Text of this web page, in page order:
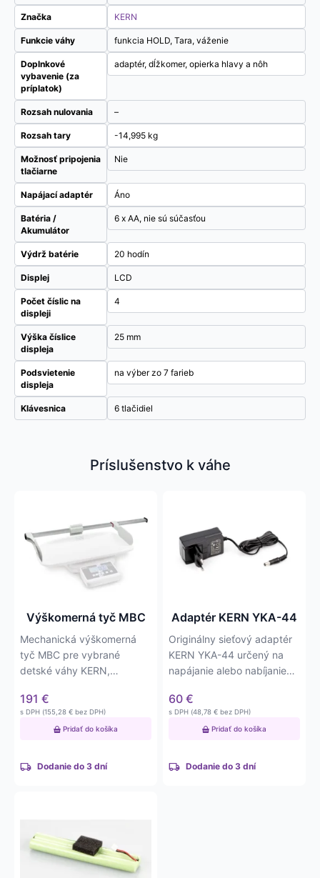
Značka KERN
Funkcie váhy funkcia HOLD, Tara, váženie
Doplnkové
vybavenie (za
príplatok)
adaptér, dĺžkomer, opierka hlavy a nôh
Rozsah nulovania –
Rozsah tary -14,995 kg
Možnosť pripojenia
tlačiarne
Nie
Napájací adaptér Áno
Batéria /
Akumulátor
6 x AA, nie sú súčasťou
Výdrž batérie 20 hodín
Displej LCD
Počet číslic na
displeji
4
Výška číslice
displeja
25 mm
Podsvietenie
displeja
na výber zo 7 farieb
Klávesnica 6 tlačidiel
Príslušenstvo k váhe
Výškomerná tyč MBC
Mechanická výškomerná
tyč MBC pre vybrané
detské váhy KERN,
dĺžky dieťaťa…
191 €
s DPH (155,28 € bez DPH)
Pridať do košíka
Dodanie do 3 dní
Adaptér KERN YKA-44
Originálny sieťový adaptér
KERN YKA-44 určený na
napájanie alebo nabíjanie
60 €
s DPH (48,78 € bez DPH)
Pridať do košíka
Dodanie do 3 dní